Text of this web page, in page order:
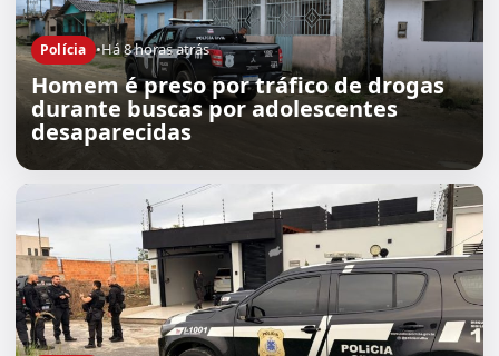
Polícia •Há 8 horas atrás
Homem é preso por tráfico de drogas
durante buscas por adolescentes
desaparecidas